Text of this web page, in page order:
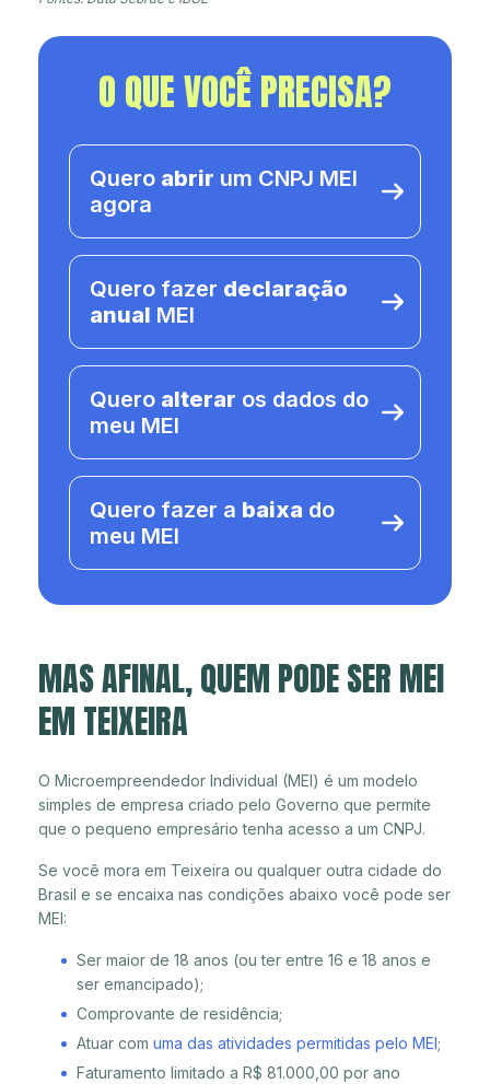
O QUE VOCÊ PRECISA?
Quero abrir um CNPJ MEI
agora
Quero fazer declaração
anual MEI
Quero alterar os dados do
meu MEI
Quero fazer a baixa do
meu MEI
MAS AFINAL, QUEM PODE SER MEI
EM TEIXEIRA
O Microempreendedor Individual (MEI) é um modelo
simples de empresa criado pelo Governo que permite
que o pequeno empresário tenha acesso a um CNPJ.
Se você mora em Teixeira ou qualquer outra cidade do
Brasil e se encaixa nas condições abaixo você pode ser
MEI:
Ser maior de 18 anos (ou ter entre 16 e 18 anos e
ser emancipado);
Comprovante de residência;
Atuar com uma das atividades permitidas pelo MEI;
Faturamento limitado a R$ 81.000,00 por ano